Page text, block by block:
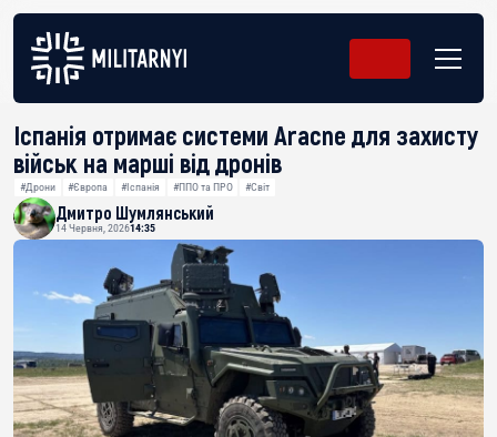
Іспанія отримає системи Aracne для захисту
військ на марші від дронів
#Дрони #Європа #Іспанія #ППО та ПРО #Світ
Дмитро Шумлянський
14 Червня, 202614:35